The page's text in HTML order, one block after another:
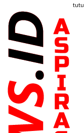
konten
PAUD dan